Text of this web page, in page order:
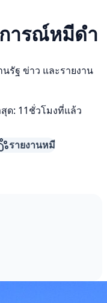
ารณ์หมีดำ
รัฐ ข่าว และรายงาน
ด: 11ชั่วโมงที่แล้ว
รายงานหมี